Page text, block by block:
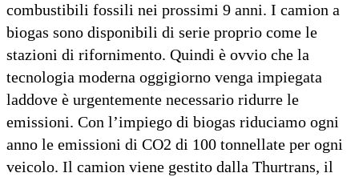
combustibili fossili nei prossimi 9 anni. I camion a
biogas sono disponibili di serie proprio come le
stazioni di rifornimento. Quindi è ovvio che la
tecnologia moderna oggigiorno venga impiegata
laddove è urgentemente necessario ridurre le
emissioni. Con l’impiego di biogas riduciamo ogni
anno le emissioni di CO2 di 100 tonnellate per ogni
veicolo. Il camion viene gestito dalla Thurtrans, il